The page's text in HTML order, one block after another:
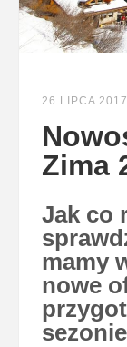
26 LIPCA 2017
Zima
Jak co
mamy
nowe